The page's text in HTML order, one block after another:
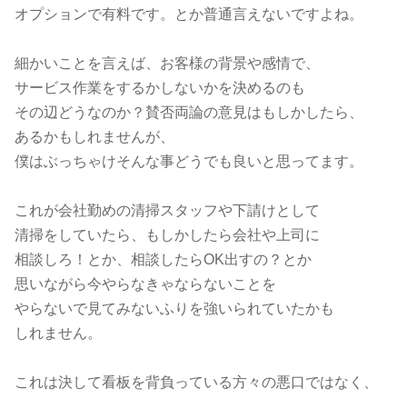
オプションで有料です。とか普通言えないですよね。
細かいことを言えば、お客様の背景や感情で、
サービス作業をするかしないかを決めるのも
その辺どうなのか？賛否両論の意見はもしかしたら、
あるかもしれませんが、
僕はぶっちゃけそんな事どうでも良いと思ってます。
これが会社勤めの清掃スタッフや下請けとして
清掃をしていたら、もしかしたら会社や上司に
相談しろ！とか、相談したらOK出すの？とか
思いながら今やらなきゃならないことを
やらないで見てみないふりを強いられていたかも
しれません。
これは決して看板を背負っている方々の悪口ではなく、